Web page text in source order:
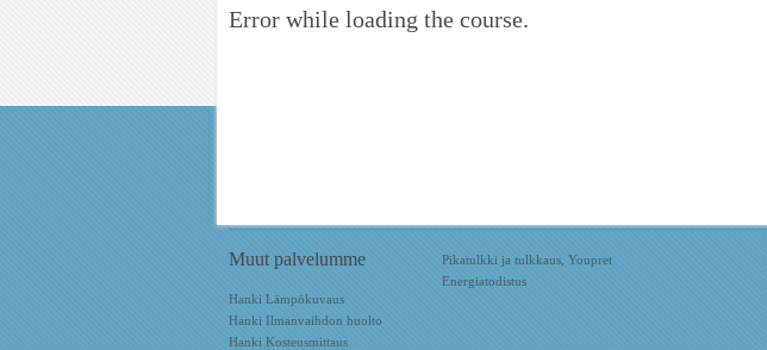
Error while loading the course.
Muut palvelumme
Hanki Lämpökuvaus
Hanki Ilmanvaihdon huolto
Hanki Kosteusmittaus
Pikatulkki ja tulkkaus, Youpret
Energiatodistus